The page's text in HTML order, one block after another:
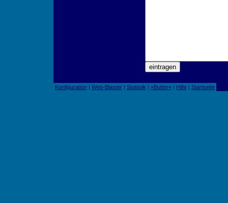
Konfiguration| Web-Blaster| Statistik | »Butter«| Hilfe| Startseite